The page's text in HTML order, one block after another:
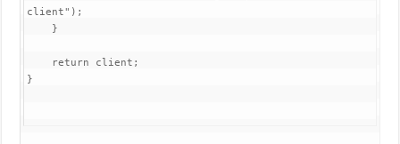
client");
    }
    return client;
}